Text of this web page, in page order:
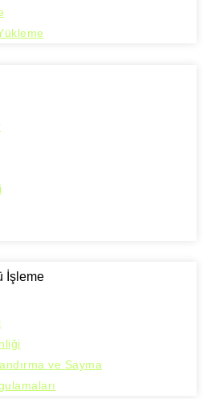
İşleme
ve Sayma